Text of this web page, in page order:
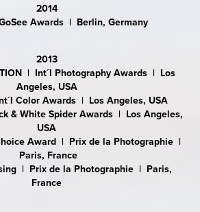
2014
Awards | Berlin, Germany
2013
| Int´l Photography Awards | Los
Angeles, USA
Color Awards | Los Angeles, USA
& White Spider Awards | Los Angeles,
USA
Award | Prix de la Photographie |
Paris, France
| Prix de la Photographie | Paris,
France